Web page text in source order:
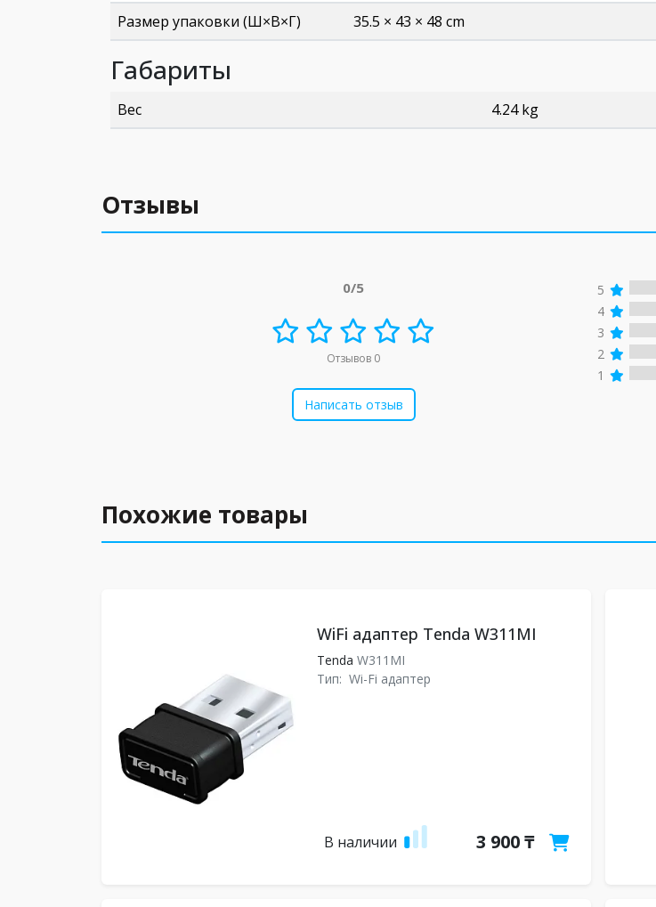
Размер упаковки (Ш×В×Г) 35.5 × 43 × 48 cm
Габариты
Вес 4.24 kg
Отзывы
0/5
Отзывов 0
Написать отзыв
5
4
3
2
1
Похожие товары
WiFi адаптер Tenda W311MI
Tenda W311MI
Тип: Wi-Fi адаптер
В наличии 3 900 ₸